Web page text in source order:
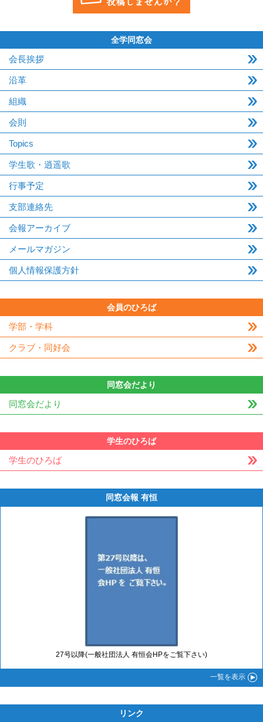
全学同窓会
会長挨拶
沿革
組織
会則
Topics
学生歌・逍遥歌
行事予定
支部連絡先
会報アーカイブ
メールマガジン
個人情報保護方針
会員のひろば
学部・学科
クラブ・同好会
同窓会だより
同窓会だより
学生のひろば
学生のひろば
同窓会報 有恒
27号以降(一般社団法人 有恒会HPをご覧下さい)
一覧を表示
リンク